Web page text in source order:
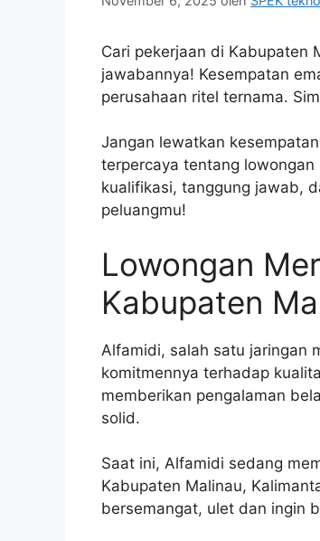
Cari pekerjaan di Kabupaten
jawabannya! Kesempatan
perusahaan ritel ternama.
Jangan lewatkan
terpercaya tentang
kualifikasi, tanggung jawab,
peluangmu!
Lowongan
Kabupaten
Alfamidi, salah satu jaringan
komitmennya terhadap
memberikan pengalaman
solid.
Saat ini, Alfamidi sedang
Kabupaten Malinau,
bersemangat, ulet dan ingin